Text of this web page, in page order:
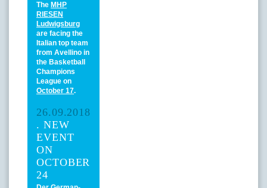
The MHP
RIESEN
Ludwigsburg
are facing the
Italian top team
from Avellino in
the Basketball
Champions
League on
October 17.
26.09.2018
. NEW
EVENT
ON
OCTOBER
24